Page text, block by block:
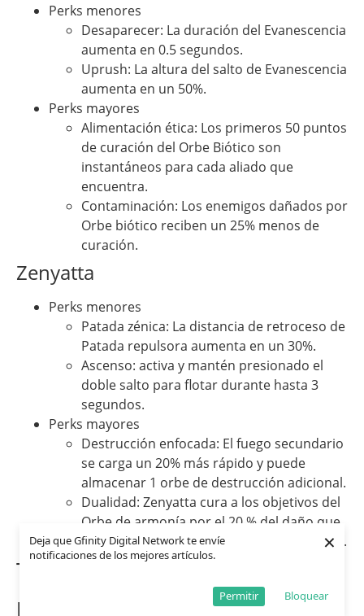
Deja que Gfinity Digital Network te envíe
notificaciones de los mejores artículos.
Bloquear
Permitir
×
Perks menores
Desaparecer: La duración del Evanescencia
aumenta en 0.5 segundos.
Uprush: La altura del salto de Evanescencia
aumenta en un 50%.
Perks mayores
Alimentación ética: Los primeros 50 puntos
de curación del Orbe Biótico son
instantáneos para cada aliado que
encuentra.
Contaminación: Los enemigos dañados por
Orbe biótico reciben un 25% menos de
curación.
Zenyatta
Perks menores
Patada zénica: La distancia de retroceso de
Patada repulsora aumenta en un 30%.
Ascenso: activa y mantén presionado el
doble salto para flotar durante hasta 3
segundos.
Perks mayores
Destrucción enfocada: El fuego secundario
se carga un 20% más rápido y puede
almacenar 1 orbe de destrucción adicional.
Dualidad: Zenyatta cura a los objetivos del
Orbe de armonía por el 20 % del daño que
inflige a los objetivos del Orbe de discordia.
Tanque
Doomfist